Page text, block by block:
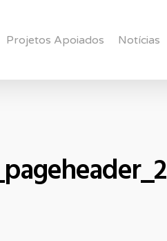
Projetos Apoiados Notícias